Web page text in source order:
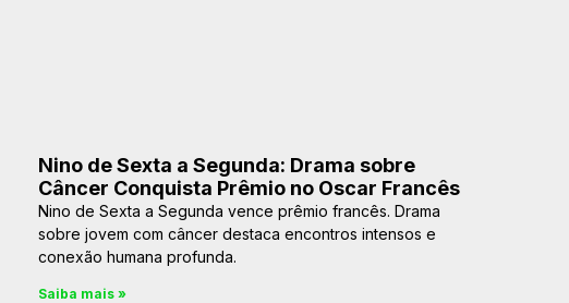
Nino de Sexta a Segunda: Drama sobre
Câncer Conquista Prêmio no Oscar Francês
Nino de Sexta a Segunda vence prêmio francês. Drama
sobre jovem com câncer destaca encontros intensos e
conexão humana profunda.
Saiba mais »